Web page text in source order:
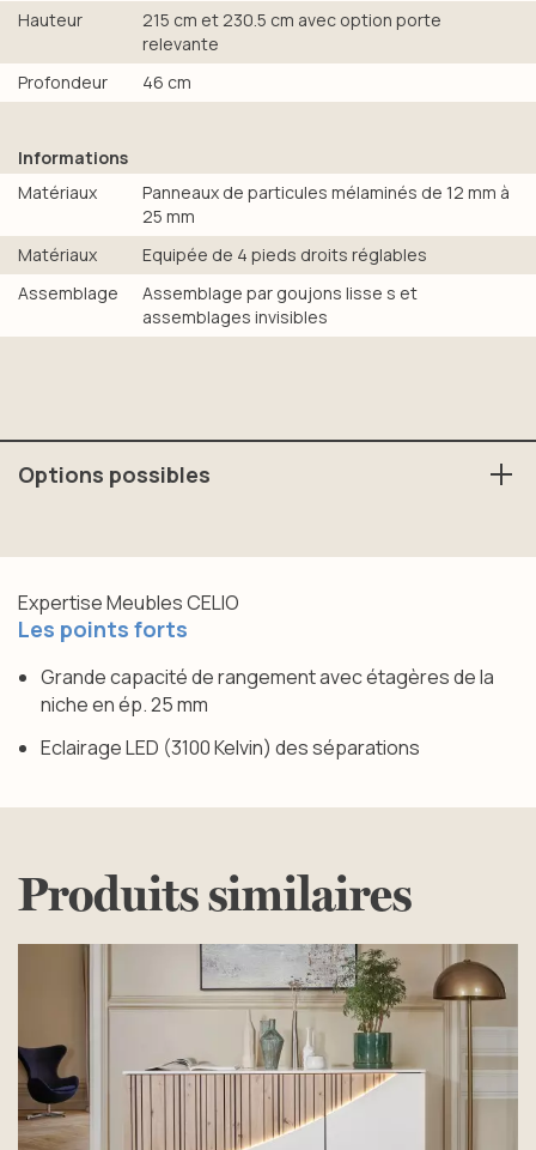
Hauteur
215 cm et 230.5 cm avec option porte
relevante
Profondeur
46 cm
Informations
Matériaux
Panneaux de particules mélaminés de 12 mm à
25 mm
Matériaux
Equipée de 4 pieds droits réglables
Assemblage
Assemblage par goujons lisse s et
assemblages invisibles
Options possibles
Les options tiroirs sont exclusivement
positionnables à mi-hauteur du meuble, en partie
basse.
Mécanisme électrique pour porte relevante.
Expertise Meubles CELIO
Les points forts
Grande capacité de rangement avec étagères de la
niche en ép. 25 mm
Eclairage LED (3100 Kelvin) des séparations
Produits similaires